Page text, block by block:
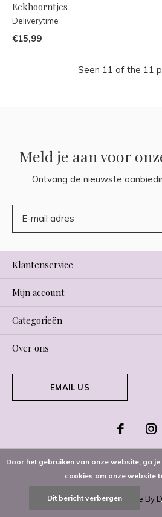
Eekhoorntjes
Deliverytime
€15,99
Seen 11 of the 11
Meld je aan voor
Ontvang de nieuwste
Klantenservice
Mijn account
Categorieën
Over ons
EMAIL US
© Copyright2026- Theme By
Door het gebruiken van onze website, ga
cookies om onze website
Dit bericht verbergen